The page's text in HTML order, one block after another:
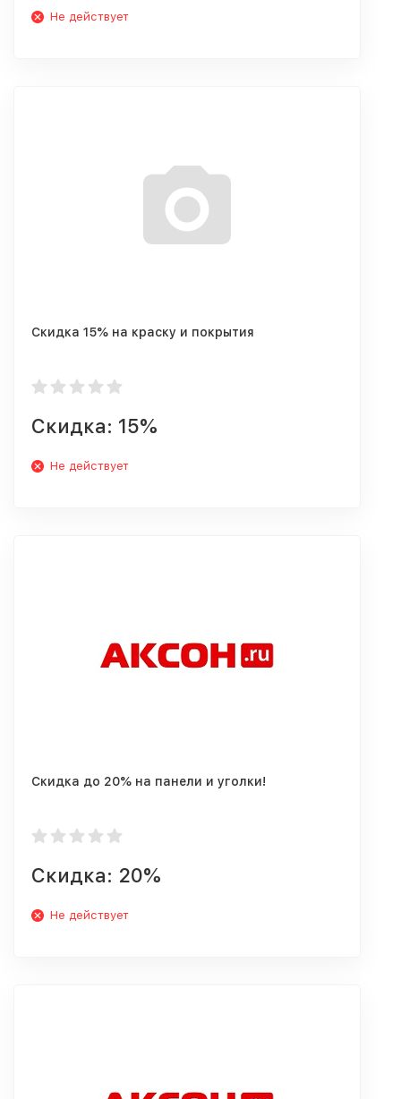
Не действует
Скидка 15% на краску и покрытия
Скидка: 15%
Не действует
Скидка до 20% на панели и уголки!
Скидка: 20%
Не действует